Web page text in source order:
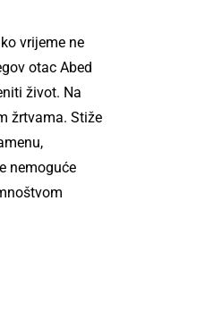
vrijeme ne
otac Abed
život. Na
žrtvama. Stiže
nemoguće